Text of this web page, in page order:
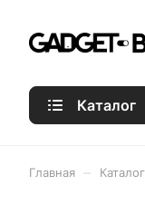
Каталог
Главная Каталог